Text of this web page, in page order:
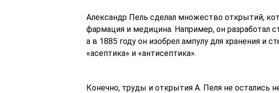
Александр Пель сделал множество открытий,
фармация и медицина. Например, он разработал
а в 1885 году он изобрел ампулу для хранения и
«асептика» и «антисептика».
Конечно, труды и открытия А. Пеля не остались